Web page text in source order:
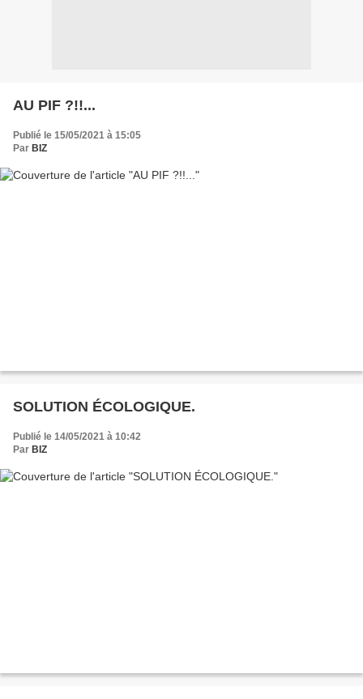
AU PIF ?!!...
Publié le 15/05/2021 à 15:05
Par BIZ
SOLUTION ÉCOLOGIQUE.
Publié le 14/05/2021 à 10:42
Par BIZ